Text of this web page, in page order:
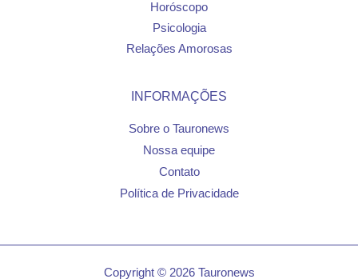
Horóscopo
Psicologia
Relações Amorosas
INFORMAÇÕES
Sobre o Tauronews
Nossa equipe
Contato
Política de Privacidade
Copyright © 2026 Tauronews